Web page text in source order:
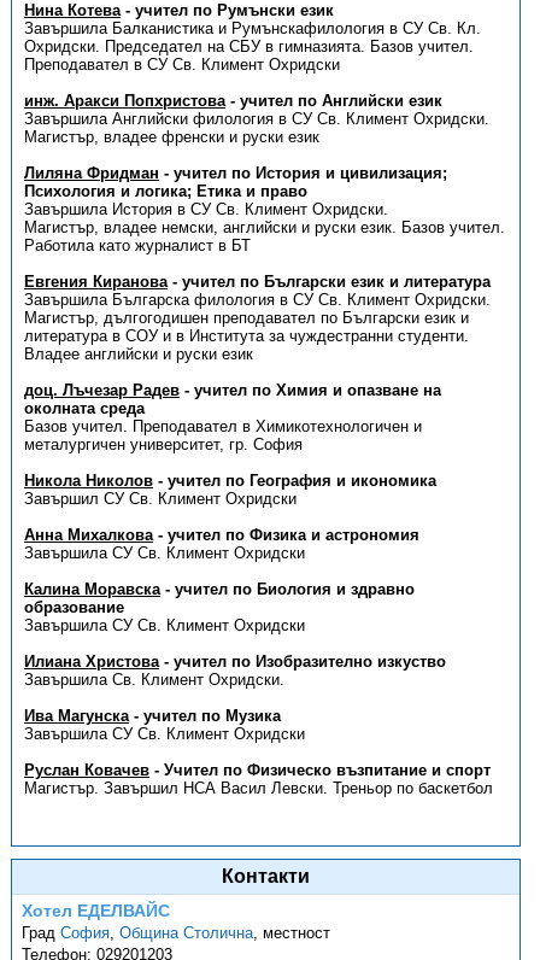
Нина Котева- учител по Румънски език
Завършила Балканистика и Румънскафилология в СУ Св. Кл.
Охридски. Председател на СБУ в гимназията. Базов учител.
Преподавател в СУ Св. Климент Охридски
инж. Аракси Попхристова- учител по Английски език
Завършила Английски филология в СУ Св. Климент Охридски.
Магистър, владее френски и руски език
Лиляна Фридман - учител по История и цивилизация;
Психология и логика; Етика и право
Завършила История в СУ Св. Климент Охридски.
Магистър, владее немски, английски и руски език. Базов учител.
Работила като журналист в БТ
Евгения Киранова- учител по Български език и литература
Завършила Българска филология в СУ Св. Климент Охридски.
Магистър, дългогодишен преподавател по Български език и
литература в СОУ и в Института за чуждестранни студенти.
Владее английски и руски език
доц. Лъчезар Радев- учител по Химия и опазване на
околната среда
Базов учител. Преподавател в Химикотехнологичен и
металургичен университет, гр. София
Никола Николов- учител по География и икономика
Завършил СУ Св. Климент Охридски
Анна Михалкова- учител по Физика и астрономия
Завършила СУ Св. Климент Охридски
Калина Моравска- учител по Биология и здравно
образование
Завършила СУ Св. Климент Охридски
Илиана Христова- учител по Изобразително изкуство
Завършила Св. Климент Охридски.
Ива Магунска- учител по Музика
Завършила СУ Св. Климент Охридски
Руслан Ковачев- Учител по Физическо възпитание и спорт
Магистър. Завършил НСА Васил Левски. Треньор по баскетбол
Контакти
Хотел ЕДЕЛВАЙС
ГрадСофия,Община Столична,местност
Телефон:029201203